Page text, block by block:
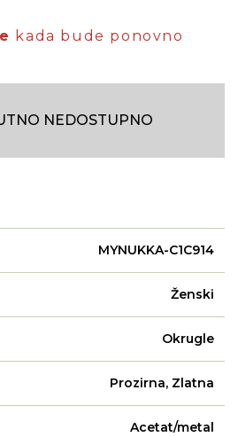
kada bude ponovno
NEDOSTUPNO
MYNUKKA-C1C914
Ženski
Okrugle
Prozirna, Zlatna
Acetat/metal